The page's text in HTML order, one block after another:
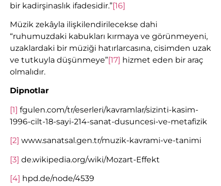
bir kadirşinaslık ifadesidir.”[16]
Müzik zekâyla ilişkilendirilecekse dahi
“ruhumuzdaki kabukları kırmaya ve görünmeyeni,
uzaklardaki bir müziği hatırlarcasına, cisimden uzak
ve tutkuyla düşünmeye”[17] hizmet eden bir araç
olmalıdır.
Dipnotlar
[1] fgulen.com/tr/eserleri/kavramlar/sizinti-kasim-
1996-cilt-18-sayi-214-sanat-dusuncesi-ve-metafizik
[2] www.sanatsal.gen.tr/muzik-kavrami-ve-tanimi
[3] de.wikipedia.org/wiki/Mozart-Effekt
[4] hpd.de/node/4539